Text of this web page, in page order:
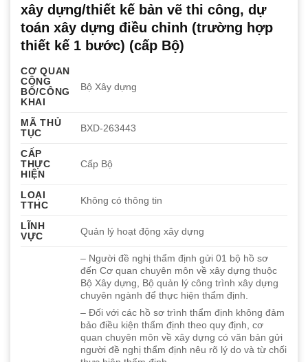
xây dựng/thiết kế bản vẽ thi công, dự
toán xây dựng điều chỉnh (trường hợp
thiết kế 1 bước) (cấp Bộ)
CƠ QUAN
CÔNG
BỐ/CÔNG
KHAI
Bộ Xây dựng
MÃ THỦ
TỤC
BXD-263443
CẤP
THỰC
HIỆN
Cấp Bộ
LOẠI
TTHC
Không có thông tin
LĨNH
VỰC
Quản lý hoạt động xây dựng
– Người đề nghị thẩm định gửi 01 bộ hồ sơ
đến Cơ quan chuyên môn về xây dựng thuộc
Bộ Xây dựng, Bộ quản lý công trình xây dựng
chuyên ngành để thực hiện thẩm định.
– Đối với các hồ sơ trình thẩm định không đảm
bảo điều kiện thẩm định theo quy định, cơ
quan chuyên môn về xây dựng có văn bản gửi
người đề nghị thẩm định nêu rõ lý do và từ chối